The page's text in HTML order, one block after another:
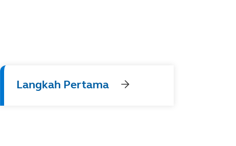
Langkah Pertama